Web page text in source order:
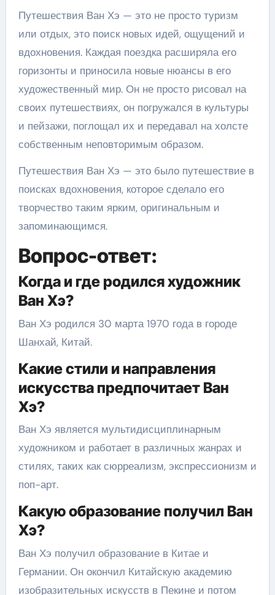
Путешествия Ван Хэ — это не просто туризм
или отдых, это поиск новых идей, ощущений и
вдохновения. Каждая поездка расширяла его
горизонты и приносила новые нюансы в его
художественный мир. Он не просто рисовал на
своих путешествиях, он погружался в культуры
и пейзажи, поглощал их и передавал на холсте
собственным неповторимым образом.
Путешествия Ван Хэ — это было путешествие в
поисках вдохновения, которое сделало его
творчество таким ярким, оригинальным и
запоминающимся.
Вопрос-ответ:
Когда и где родился художник
Ван Хэ?
Ван Хэ родился 30 марта 1970 года в городе
Шанхай, Китай.
Какие стили и направления
искусства предпочитает Ван
Хэ?
Ван Хэ является мультидисциплинарным
художником и работает в различных жанрах и
стилях, таких как сюрреализм, экспрессионизм и
поп-арт.
Какую образование получил Ван
Хэ?
Ван Хэ получил образование в Китае и
Германии. Он окончил Китайскую академию
изобразительных искусств в Пекине и потом